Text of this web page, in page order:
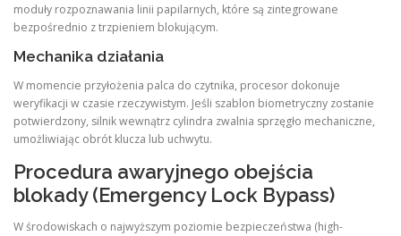
moduły rozpoznawania linii papilarnych, które są zintegrowane
bezpośrednio z trzpieniem blokującym.
Mechanika działania
W momencie przyłożenia palca do czytnika, procesor dokonuje
weryfikacji w czasie rzeczywistym. Jeśli szablon biometryczny zostanie
potwierdzony, silnik wewnątrz cylindra zwalnia sprzęgło mechaniczne,
umożliwiając obrót klucza lub uchwytu.
Procedura awaryjnego obejścia
blokady (Emergency Lock Bypass)
W środowiskach o najwyższym poziomie bezpieczeństwa (high-